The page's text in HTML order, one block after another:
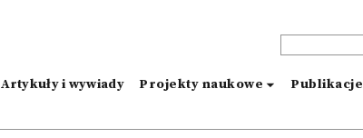
Artykuły i wywiady Projekty naukowe Publikacje